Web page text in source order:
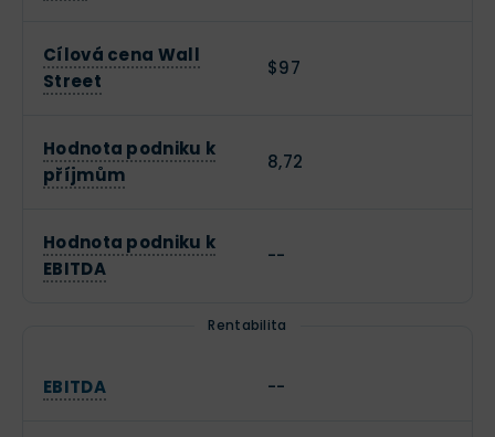
Cílová cena Wall
Street
$97
Hodnota podniku k
příjmům
8,72
Hodnota podniku k
EBITDA
--
Rentabilita
EBITDA --